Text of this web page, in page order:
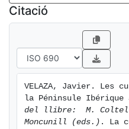
Abstract - The purpose of
describe in a synthetic
cultures that have
Peninsula. Despite our
content of a significant
uses of writing in the
and to determine some
with regard to the social
Citació
VELAZA, Javier. Les
la Péninsule Ibérique
del llibre:  M.
Moncunill (eds.) . La